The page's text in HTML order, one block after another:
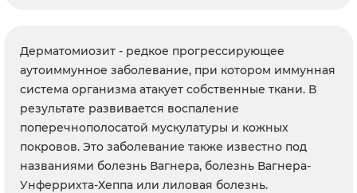
Дерматомиозит - редкое прогрессирующее
аутоиммунное заболевание, при котором иммунная
система организма атакует собственные ткани. В
результате развивается воспаление
поперечнополосатой мускулатуры и кожных
покровов. Это заболевание также известно под
названиями болезнь Вагнера, болезнь Вагнера-
Унферрихта-Хеппа или лиловая болезнь.